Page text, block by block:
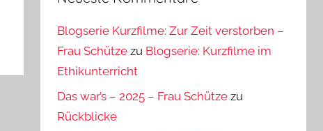
Blogserie Kurzfilme: Zur Zeit verstorben –
Frau Schütze zu Blogserie: Kurzfilme im
Ethikunterricht
Das war’s – 2025 – Frau Schütze zu
Rückblicke